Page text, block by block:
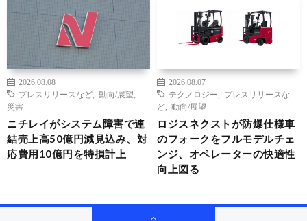
2026.08.08
プレスリリースなど
動向/展望
災害
ニチレイがシステム障害で連
結売上高50億円減見込み、対
応費用10億円を特損計上
2026.08.07
テクノロジー
プレスリリースな
ど
動向/展望
ロジスネクストが防爆仕様車
のフォークをフルモデルチェ
ンジ、オペレーターの快適性
向上図る